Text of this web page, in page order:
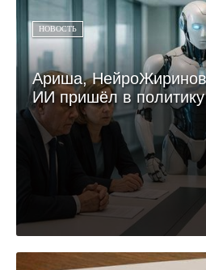
НОВОСТЬ
Ариша,
ИИ пришёл в политику